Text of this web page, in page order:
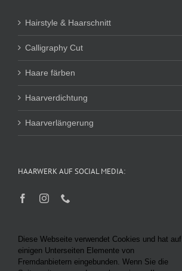
Hairstyle & Haarschnitt
Calligraphy Cut
Haare färben
Haarverdichtung
Haarverlängerung
HAARWERK AUF SOCIAL MEDIA:
Diese Webseite verwendet Cookies und hat auf
einigen Unterseiten Elemente von
Fremdanbietern eingebunden. Wenn Sie die